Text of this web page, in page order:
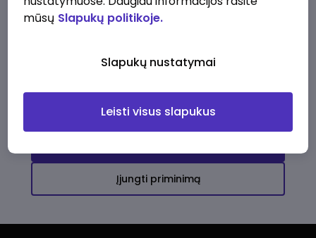
darbo pasiūlymų
Įjungti priminimą
mūsų Slapukų politikoje.
Slapukų nustatymai
Leisti visus slapukus